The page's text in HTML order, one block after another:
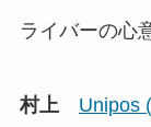
ライバーの心
村上 Unipos